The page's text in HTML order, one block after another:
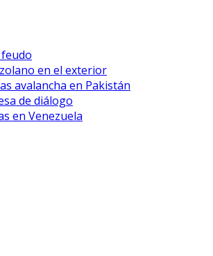
en el exterior
avalancha en Pakistán
de diálogo
en Venezuela